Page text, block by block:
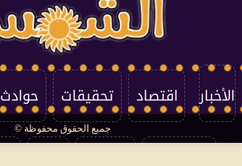
الأخبار اقتصاد تحقيقات حوادث
جميع الحقوق محفوظة ©